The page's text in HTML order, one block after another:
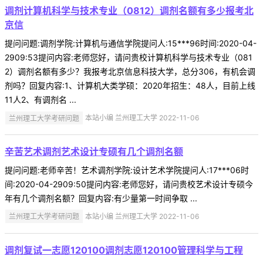
调剂计算机科学与技术专业（0812）调剂名额有多少报考北
京信
提问问题:调剂学院:计算机与通信学院提问人:15***96时间:2020-04-
2909:53提问内容:老师您好，请问贵校计算机科学与技术专业（081
2）调剂名额有多少？我报考北京信息科技大学，总分306，有机会调
剂吗？回复内容:1、计算机大类学硕：2020年招生：48人，目前上线
11人2、有调剂名 ...
兰州理工大学考研问题 本站小编 兰州理工大学 2022-11-06
辛苦艺术调剂艺术设计专硕有几个调剂名额
提问问题:老师辛苦！艺术调剂学院:设计艺术学院提问人:17***06时
间:2020-04-2909:50提问内容:老师您好，请问贵校艺术设计专硕今
年有几个调剂名额？回复内容:有少量第一时间争取 ...
兰州理工大学考研问题 本站小编 兰州理工大学 2022-11-06
调剂复试一志愿120100调剂志愿120100管理科学与工程